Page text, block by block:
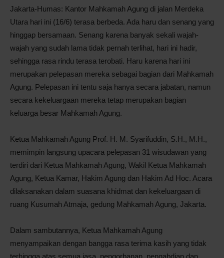
Jakarta-Humas: Kantor Mahkamah Agung di jalan Merdeka
Utara hari ini (16/6) terasa berbeda. Ada haru dan senang yang
hinggap bersamaan. Senang karena banyak sekali wajah-
wajah yang sudah lama tidak pernah terlihat, hari ini hadir,
sehingga rasa rindu terasa terobati. Haru karena hari ini
merupakan pelepasan mereka sebagai bagian dari Mahkamah
Agung. Pelepasan ini tentu saja hanya secara jabatan, namun
secara kekeluargaan mereka tetap merupakan bagian
keluarga besar Mahkamah Agung.
Ketua Mahkamah Agung Prof. H. M. Syarifuddin, S.H., M.H.,
memimpin langsung upacara pelepasan 31 wisudawan yang
terdiri dari Ketua Mahkamah Agung, Wakil Ketua Mahkamah
Agung, Ketua Kamar, Hakim Agung dan Hakim Ad Hoc. Acara
dilaksanakan dalam suasana khidmat dan kekeluargaan di
ruang Kusumah Atmaja, gedung Mahkamah Agung, Jakarta.
Dalam sambutannya, Ketua Mahkamah Agung
menyampaikan dengan bangga rasa terima kasih yang tidak